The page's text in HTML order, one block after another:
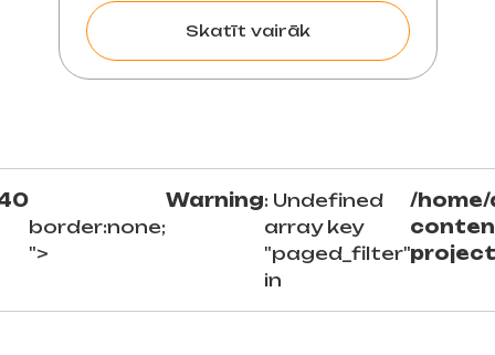
Skatīt vairāk
border:none;
">
Warning: Undefined
array key
"paged_filter"
in
/